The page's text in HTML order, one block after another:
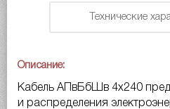
Технические
Описание:
Кабель АПвБбШв 4х240
и распределения